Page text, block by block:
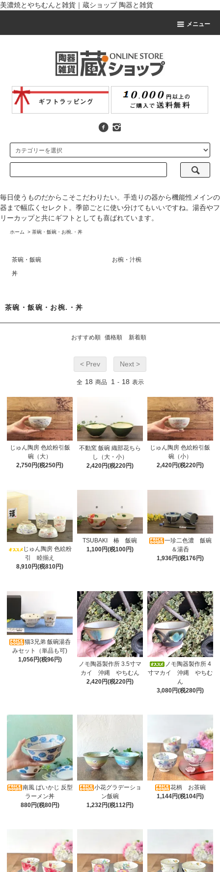
美濃焼とやちむんと雑貨｜蔵ショップ 陶器と雑貨
メニュー
毎日使うものだからこそこだわりたい。手造りの器から機能性メインの
器まで幅広くセレクト。季節ごとに使い分けてもいいですね。湯呑やフ
リーカップと共にギフトとしても喜ばれています。
ホーム > 茶碗・飯碗・お椀.・丼
茶碗・飯碗
お椀・汁椀
丼
茶碗・飯碗・お椀.・丼
おすすめ順 価格順 新着順
< Prev Next >
全 18 商品 1 - 18 表示
じゅん陶房 色絵粉引飯
碗（大）
2,750円(税250円)
不動窯 飯碗 織部花ちら
し（大・小）
2,420円(税220円)
じゅん陶房 色絵粉引飯
碗（小）
2,420円(税220円)
じゅん陶房 色絵粉
引 睦揃え
8,910円(税810円)
TSUBAKI 椿 飯碗
1,100円(税100円)
一珍二色濃 飯碗
＆湯呑
1,936円(税176円)
猫3兄弟 飯碗湯呑
みセット（単品も可)
1,056円(税96円)
ノモ陶器製作所 3.5寸マ
カイ 沖縄 やちむん
2,420円(税220円)
ノモ陶器製作所 4
寸マカイ 沖縄 やちむ
ん
3,080円(税280円)
南風 ぱいかじ 反型
ラーメン丼
880円(税80円)
小花グラデーショ
ン飯碗
1,232円(税112円)
花柄 お茶碗
1,144円(税104円)